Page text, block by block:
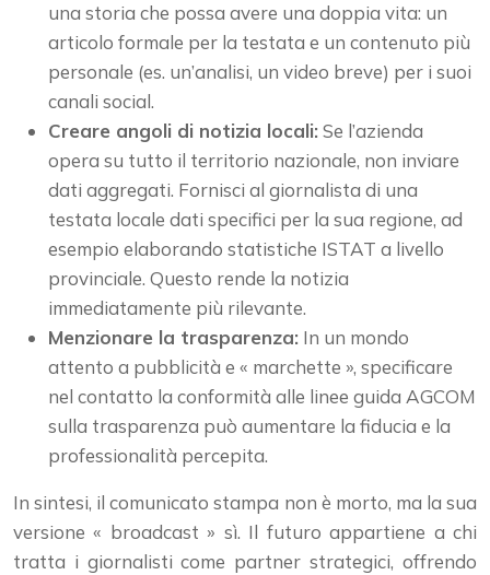
una storia che possa avere una doppia vita: un
articolo formale per la testata e un contenuto più
personale (es. un’analisi, un video breve) per i suoi
canali social.
Creare angoli di notizia locali: Se l’azienda
opera su tutto il territorio nazionale, non inviare
dati aggregati. Fornisci al giornalista di una
testata locale dati specifici per la sua regione, ad
esempio elaborando statistiche ISTAT a livello
provinciale. Questo rende la notizia
immediatamente più rilevante.
Menzionare la trasparenza: In un mondo
attento a pubblicità e « marchette », specificare
nel contatto la conformità alle linee guida AGCOM
sulla trasparenza può aumentare la fiducia e la
professionalità percepita.
In sintesi, il comunicato stampa non è morto, ma la sua
versione « broadcast » sì. Il futuro appartiene a chi
tratta i giornalisti come partner strategici, offrendo